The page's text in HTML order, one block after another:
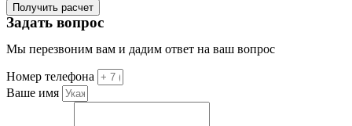
Получить расчет
Задать вопрос
Мы перезвоним вам и дадим ответ на ваш вопрос
Номер телефона
Ваше имя